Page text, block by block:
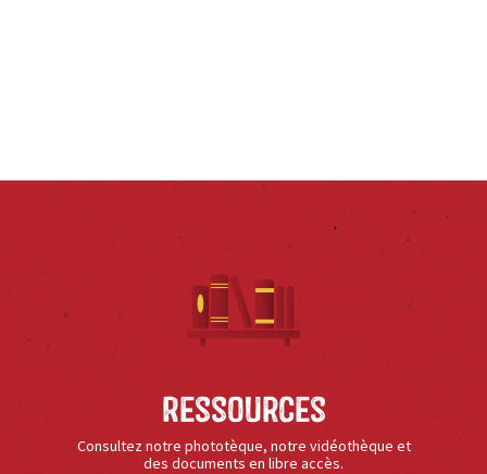
Ressources
Consultez notre phototèque, notre vidéothèque et
des documents en libre accès.